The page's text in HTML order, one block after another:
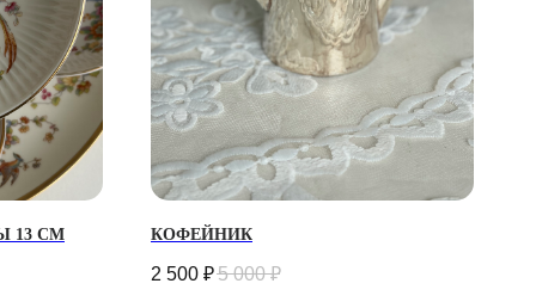
13 СМ КОФЕЙНИК
2 500 ₽5 000 ₽